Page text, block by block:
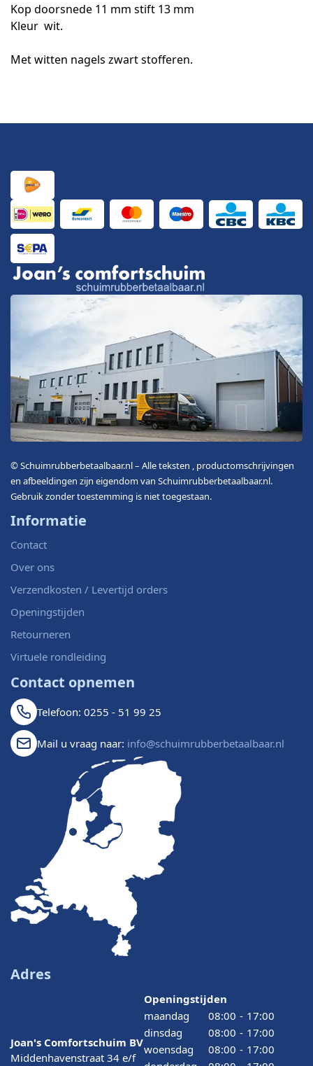
Kop doorsnede 11 mm stift 13 mm
Kleur wit.
Met witten nagels zwart stofferen.
© Schuimrubberbetaalbaar.nl – Alle teksten , productomschrijvingen
en afbeeldingen zijn eigendom van Schuimrubberbetaalbaar.nl.
Gebruik zonder toestemming is niet toegestaan.
Informatie
Contact
Over ons
Verzendkosten / Levertijd orders
Openingstijden
Retourneren
Virtuele rondleiding
Contact opnemen
Telefoon: 0255 - 51 99 25
Mail u vraag naar: info@schuimrubberbetaalbaar.nl
Adres
Joan's Comfortschuim BV
Middenhavenstraat 34 e/f
Openingstijden
maandag
08:00 - 17:00
dinsdag
08:00 - 17:00
woensdag
08:00 - 17:00